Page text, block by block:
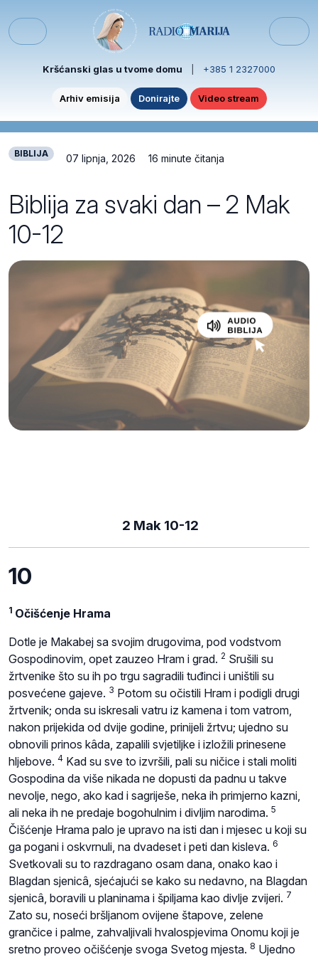
Menu
Kršćanski glas u tvome domu +385 1 2327000
Arhiv emisija Donirajte Video stream
BIBLIJA 07 lipnja, 2026 16 minute čitanja
Biblija za svaki dan – 2 Mak
10-12
2 Mak 10-12
10
1 Očišćenje Hrama
Dotle je Makabej sa svojim drugovima, pod vodstvom
Gospodinovim, opet zauzeo Hram i grad. 2 Srušili su
žrtvenike što su ih po trgu sagradili tuđinci i uništili su
posvećene gajeve. 3 Potom su očistili Hram i podigli drugi
žrtvenik; onda su iskresali vatru iz kamena i tom vatrom,
nakon prijekida od dvije godine, prinijeli žrtvu; ujedno su
obnovili prinos kâda, zapalili svjetiljke i izložili prinesene
hljebove. 4 Kad su sve to izvršili, pali su ničice i stali moliti
Gospodina da više nikada ne dopusti da padnu u takve
nevolje, nego, ako kad i sagriješe, neka ih primjerno kazni,
ali neka ih ne predaje bogohulnim i divljim narodima. 5
Čišćenje Hrama palo je upravo na isti dan i mjesec u koji su
ga pogani i oskvrnuli, na dvadeset i peti dan kisleva. 6
Svetkovali su to razdragano osam dana, onako kao i
Blagdan sjenicâ, sjećajući se kako su nedavno, na Blagdan
sjenicâ, boravili u planinama i špiljama kao divlje zvijeri. 7
Zato su, noseći bršljanom ovijene štapove, zelene
grančice i palme, zahvaljivali hvalospjevima Onomu koji je
sretno proveo očišćenje svoga Svetog mjesta. 8 Ujedno